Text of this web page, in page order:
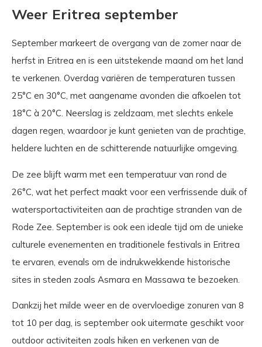
Weer Eritrea september
September markeert de overgang van de zomer naar de
herfst in Eritrea en is een uitstekende maand om het land
te verkenen. Overdag variëren de temperaturen tussen
25°C en 30°C, met aangename avonden die afkoelen tot
18°C à 20°C. Neerslag is zeldzaam, met slechts enkele
dagen regen, waardoor je kunt genieten van de prachtige,
heldere luchten en de schitterende natuurlijke omgeving.
De zee blijft warm met een temperatuur van rond de
26°C, wat het perfect maakt voor een verfrissende duik of
watersportactiviteiten aan de prachtige stranden van de
Rode Zee. September is ook een ideale tijd om de unieke
culturele evenementen en traditionele festivals in Eritrea
te ervaren, evenals om de indrukwekkende historische
sites in steden zoals Asmara en Massawa te bezoeken.
Dankzij het milde weer en de overvloedige zonuren van 8
tot 10 per dag, is september ook uitermate geschikt voor
outdoor activiteiten zoals hiken en verkenen van de